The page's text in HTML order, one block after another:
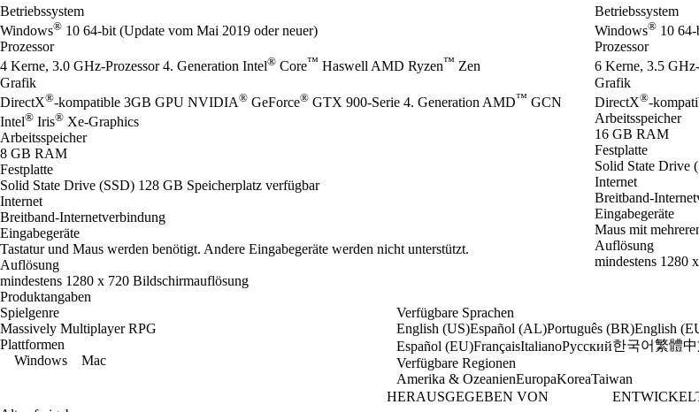
Betriebssystem
Windows® 10 64-bit (Update vom Mai 2019 oder neuer)
Prozessor
4 Kerne, 3.0 GHz-Prozessor 4. Generation Intel® Core™ Haswell AMD Ryzen™ Zen
Grafik
DirectX®-kompatible 3GB GPU NVIDIA® GeForce® GTX 900-Serie 4. Generation AMD™ GCN
Intel® Iris® Xe-Graphics
Arbeitsspeicher
8 GB RAM
Festplatte
Solid State Drive (SSD) 128 GB Speicherplatz verfügbar
Internet
Breitband-Internetverbindung
Eingabegeräte
Tastatur und Maus werden benötigt. Andere Eingabegeräte werden nicht unterstützt.
Auflösung
mindestens 1280 x 720 Bildschirmauflösung
Betriebssystem
Windows® 10
Prozessor
6 Kerne, 3.5
Grafik
DirectX®-
Arbeitsspeicher
16 GB RAM
Festplatte
Solid State Drive
Internet
Breitband-
Eingabegeräte
Maus mit
Auflösung
mindestens 1280
Produktangaben
Spielgenre
Massively Multiplayer RPG
Plattformen
Windows
Mac
Verfügbare Sprachen
English (US)Español (AL)Português (BR)English
Español (EU)FrançaisItalianoРусский한국어繁體
Verfügbare Regionen
Amerika & OzeanienEuropaKoreaTaiwan
HERAUSGEGEBEN VON